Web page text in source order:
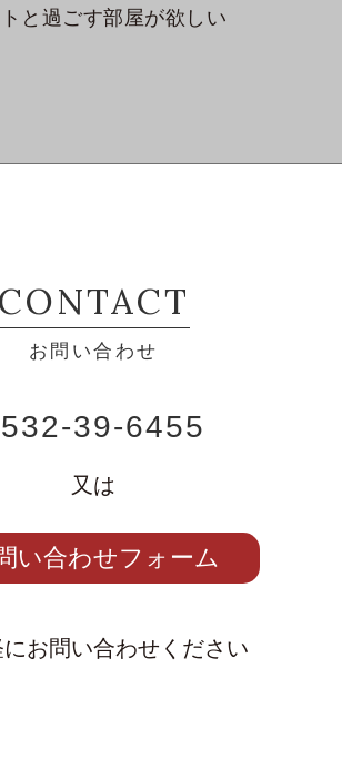
と過ごす部屋が欲しい
CONTACT
お問い合わせ
39-6455
又は
い合わせフォーム
にお問い合わせください